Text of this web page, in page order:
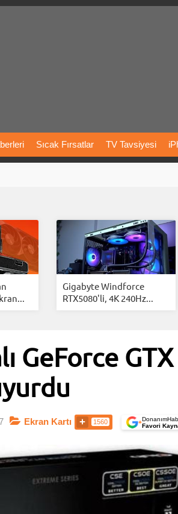
Sıcak Fırsatlar TV Tavsiyesi
İnstagram Çöktü Mü
Gigabyte Windforce
RTX5080'li, 4K 240Hz...
GeForce
Ekran Kartı 1560 +
Favori